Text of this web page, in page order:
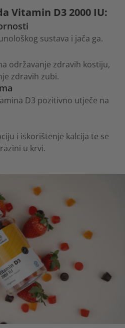
Vitamin D3 2000 IU:
sustava i jača ga.
održavanje zdravih kostiju,
zdravih zubi.
D3 pozitivno utječe na
i iskorištenje kalcija te se
u krvi.